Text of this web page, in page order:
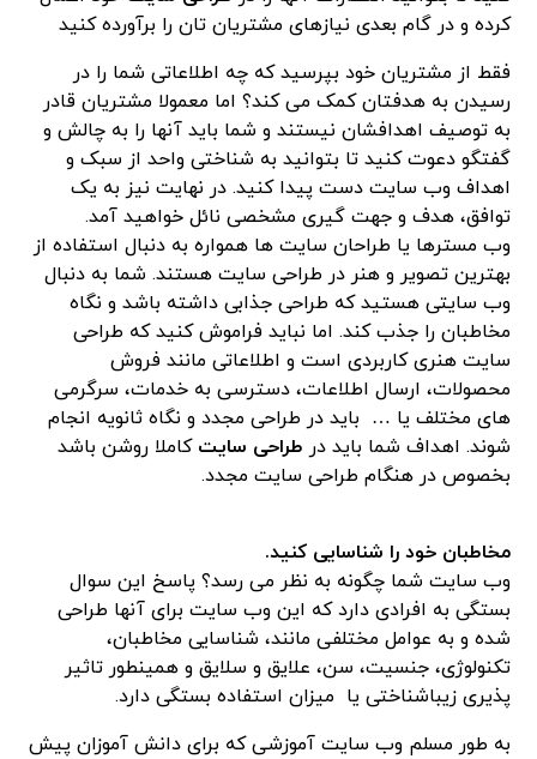
کرده و در گام بعدی نیازهای مشتریان تان را برآورده کنید
فقط از مشتریان خود بپرسید که چه اطلاعاتی شما را در
رسیدن به هدفتان کمک می کند؟ اما معمولا مشتریان قادر
به توصیف اهدافشان نیستند و شما باید آنها را به چالش و
گفتگو دعوت کنید تا بتوانید به شناختی واحد از سبک و
اهداف وب سایت دست پیدا کنید. در نهایت نیز به یک
توافق، هدف و جهت گیری مشخصی نائل خواهید آمد.
وب مسترها یا طراحان سایت ها همواره به دنبال استفاده از
بهترین تصویر و هنر در طراحی سایت هستند. شما به دنبال
وب سایتی هستید که طراحی جذابی داشته باشد و نگاه
مخاطبان را جذب کند. اما نباید فراموش کنید که طراحی
سایت هنری کاربردی است و اطلاعاتی مانند فروش
محصولات، ارسال اطلاعات، دسترسی به خدمات، سرگرمی
های مختلف یا … باید در طراحی مجدد و نگاه ثانویه انجام
شوند. اهداف شما باید در طراحی سایتکاملا روشن باشد
بخصوص در هنگام طراحی سایت مجدد.
مخاطبان خود را شناسایی کنید.
وب سایت شما چگونه به نظر می رسد؟ پاسخ این سوال
بستگی به افرادی دارد که این وب سایت برای آنها طراحی
شده و به عوامل مختلفی مانند، شناسایی مخاطبان،
تکنولوژی، جنسیت، سن، علایق و سلایق و همینطور تاثیر
پذیری زیباشناختی یا میزان استفاده بستگی دارد.
به طور مسلم وب سایت آموزشی که برای دانش آموزان پیش